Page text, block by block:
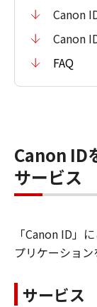
Canon
Canon
FAQ
Canon ID
サービス
「Canon ID」
プリケーション
サービス